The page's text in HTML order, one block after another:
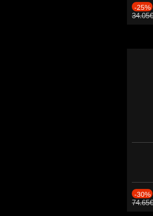
-25%
34.05€
-30%
74.65€